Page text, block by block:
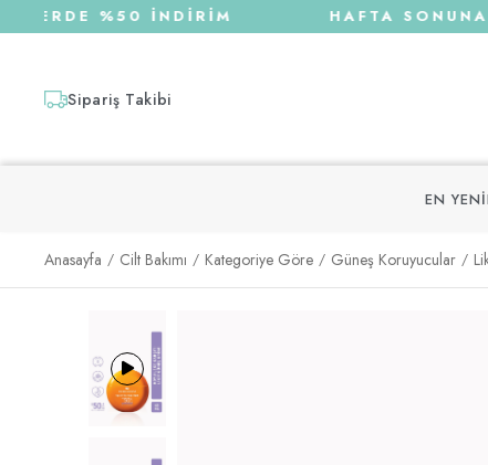
%50 İNDİRİM HAFTA SONUNA
Sipariş Takibi
EN
Anasayfa Cilt Bakımı Kategoriye Göre Güneş Koruyucular